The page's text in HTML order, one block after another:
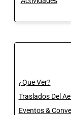
¿Que Ver?
Traslados Del
Eventos &